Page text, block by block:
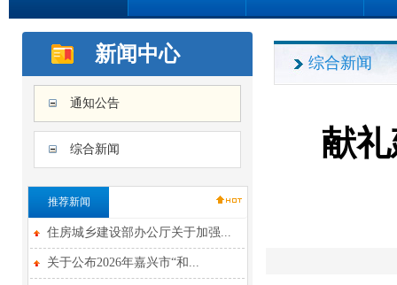
新闻中心
通知公告
综合新闻
推荐新闻
住房城乡建设部办公厅关于加强...
关于公布2026年嘉兴市“和...
综合新闻
献